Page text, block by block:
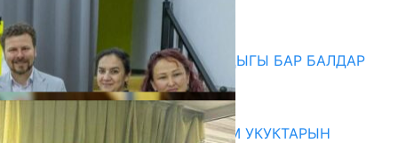
ШАХМАТ ИЙРИМИ АЧЫЛАТ
06.08.2026
СҮЛҮКТҮ: ӨЗГӨЧӨ МУКТАЖДЫГЫ БАР БАЛДАР
ҮЧҮН БОРБОР АЧЫЛДЫ
06.08.2026
КЫРГЫЗ ЭКСПЕРТТЕРИ АДАМ УКУКТАРЫН